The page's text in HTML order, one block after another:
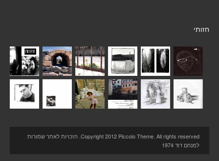
חזותי
Copyright 2012 Piccolo Theme. All rights reserved. הזכויות לאתר שמורות
למנחם דוד 1974